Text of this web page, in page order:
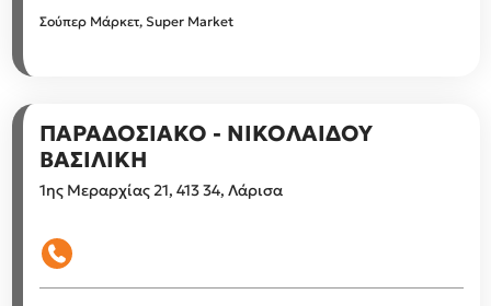
Σούπερ Μάρκετ, Super Market
ΠΑΡΑΔΟΣΙΑΚΟ - ΝΙΚΟΛΑΙΔΟΥ
ΒΑΣΙΛΙΚΗ
1ης Μεραρχίας 21, 413 34, Λάρισα